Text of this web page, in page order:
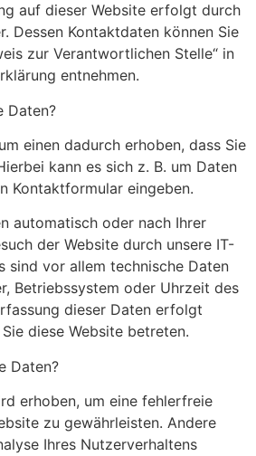
auf dieser Website erfolgt durch
Dessen Kontaktdaten können Sie
zur Verantwortlichen Stelle“ in
entnehmen.
Daten?
einen dadurch erhoben, dass Sie
kann es sich z. B. um Daten
Kontaktformular eingeben.
automatisch oder nach Ihrer
der Website durch unsere IT-
sind vor allem technische Daten
Betriebssystem oder Uhrzeit des
dieser Daten erfolgt
diese Website betreten.
Daten?
erhoben, um eine fehlerfreie
zu gewährleisten. Andere
Ihres Nutzerverhaltens